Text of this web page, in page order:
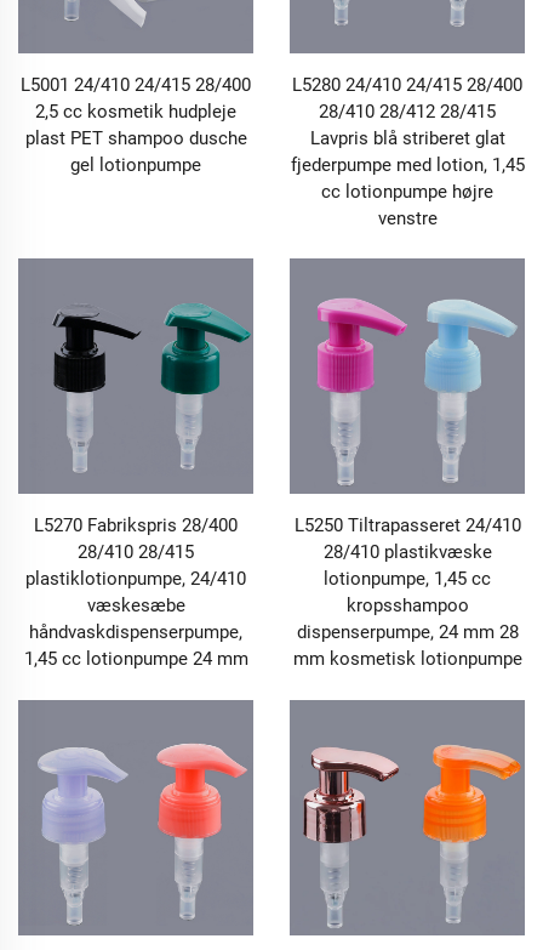
L5001 24/410 24/415 28/400
2,5 cc kosmetik hudpleje
plast PET shampoo dusche
gel lotionpumpe
L5280 24/410 24/415 28/400
28/410 28/412 28/415
Lavpris blå striberet glat
fjederpumpe med lotion, 1,45
cc lotionpumpe højre
venstre
L5270 Fabrikspris 28/400
28/410 28/415
plastiklotionpumpe, 24/410
væskesæbe
håndvaskdispenserpumpe,
1,45 cc lotionpumpe 24 mm
L5250 Tiltrapasseret 24/410
28/410 plastikvæske
lotionpumpe, 1,45 cc
kropsshampoo
dispenserpumpe, 24 mm 28
mm kosmetisk lotionpumpe